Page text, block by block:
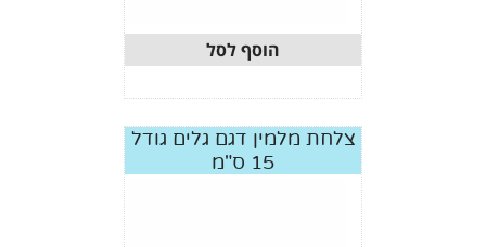
הוסף לסל
צלחת מלמין דגם גלים גודל
15 ס"מ